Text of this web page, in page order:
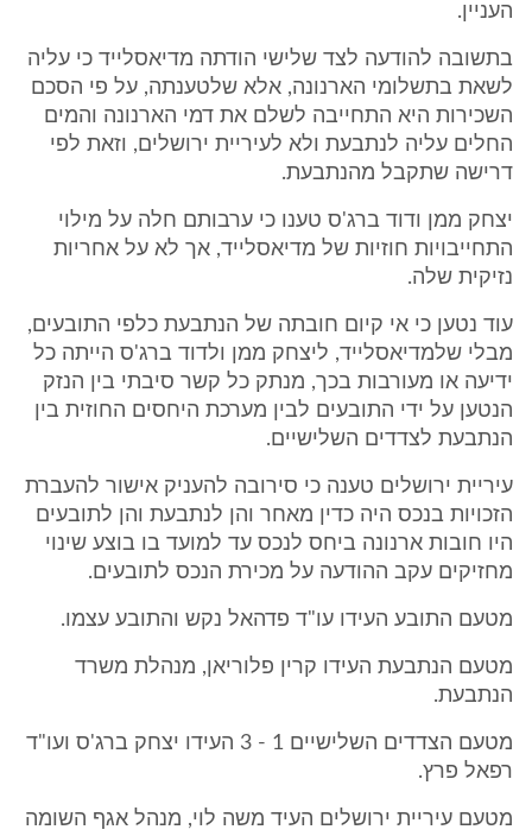
העניין.
בתשובה להודעה לצד שלישי הודתה מדיאסלייד כי עליה
לשאת בתשלומי הארנונה, אלא שלטענתה, על פי הסכם
השכירות היא התחייבה לשלם את דמי הארנונה והמים
החלים עליה לנתבעת ולא לעיריית ירושלים, וזאת לפי
דרישה שתקבל מהנתבעת.
יצחק ממן ודוד ברג'ס טענו כי ערבותם חלה על מילוי
התחייבויות חוזיות של מדיאסלייד, אך לא על אחריות
נזיקית שלה.
עוד נטען כי אי קיום חובתה של הנתבעת כלפי התובעים,
מבלי שלמדיאסלייד, ליצחק ממן ולדוד ברג'ס הייתה כל
ידיעה או מעורבות בכך, מנתק כל קשר סיבתי בין הנזק
הנטען על ידי התובעים לבין מערכת היחסים החוזית בין
הנתבעת לצדדים השלישיים.
עיריית ירושלים טענה כי סירובה להעניק אישור להעברת
הזכויות בנכס היה כדין מאחר והן לנתבעת והן לתובעים
היו חובות ארנונה ביחס לנכס עד למועד בו בוצע שינוי
מחזיקים עקב ההודעה על מכירת הנכס לתובעים.
מטעם התובע העידו עו"ד פדהאל נקש והתובע עצמו.
מטעם הנתבעת העידו קרין פלוריאן, מנהלת משרד
הנתבעת.
מטעם הצדדים השלישיים 1 - 3 העידו יצחק ברג'ס ועו"ד
רפאל פרץ.
מטעם עיריית ירושלים העיד משה לוי, מנהל אגף השומה